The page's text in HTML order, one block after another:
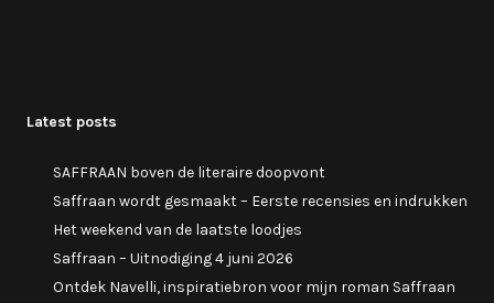
Latest posts
SAFFRAAN boven de literaire doopvont
Saffraan wordt gesmaakt – Eerste recensies en indrukken
Het weekend van de laatste loodjes
Saffraan – Uitnodiging 4 juni 2026
Ontdek Navelli, inspiratiebron voor mijn roman Saffraan